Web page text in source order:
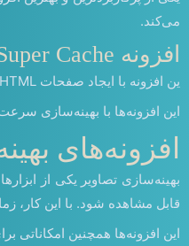
می‌کند.
افزونه WP Super Cache:
ین افزونه با ایجاد صفحات HTML استاتیک از صفحات دینامیک، سرعت بارگذاری سایت را به شدت افزایش می‌دهد و برای کاربرانی که تعداد بازدیدکنندگان زیادی دارند، بسیار مناسب است.
این افزونه‌ها با بهینه‌سازی
افزونه‌های
بهینه‌سازی تصاویر یکی از
قابل مشاهده شود. با این کار،